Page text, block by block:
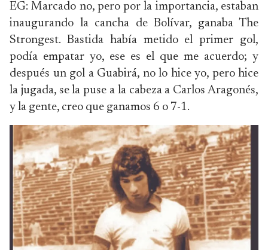
EG: Marcado no, pero por la importancia, estaban
inaugurando la cancha de Bolívar, ganaba The
Strongest. Bastida había metido el primer gol,
podía empatar yo, ese es el que me acuerdo; y
después un gol a Guabirá, no lo hice yo, pero hice
la jugada, se la puse a la cabeza a Carlos Aragonés,
y la gente, creo que ganamos 6 o 7-1.